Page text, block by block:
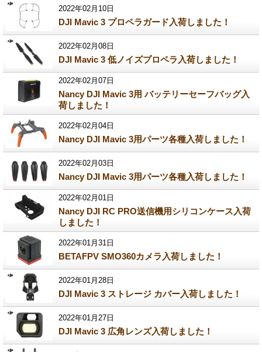
2022年02月10日
DJI Mavic 3 プロペラガード入荷しました！
2022年02月08日
DJI Mavic 3 低ノイズプロペラ入荷しました！
2022年02月07日
Nancy DJI Mavic 3用 バッテリーセーフバッグ入
荷しました！
2022年02月04日
Nancy DJI Mavic 3用パーツ各種入荷しました！
2022年02月03日
Nancy DJI Mavic 3用パーツ各種入荷しました！
2022年02月01日
Nancy DJI RC PRO送信機用シリコンケース入荷
しました！
2022年01月31日
BETAFPV SMO360カメラ入荷しました！
2022年01月28日
DJI Mavic 3 ストレージ カバー入荷しました！
2022年01月27日
DJI Mavic 3 広角レンズ入荷しました！